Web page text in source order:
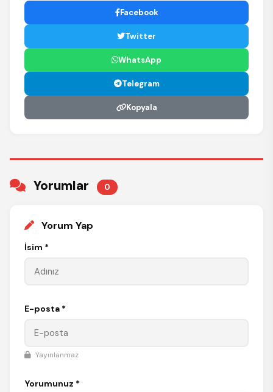
Facebook
Twitter
WhatsApp
Telegram
Kopyala
Yorumlar 0
Yorum Yap
İsim *
E-posta *
Yayınlanmaz
Yorumunuz *